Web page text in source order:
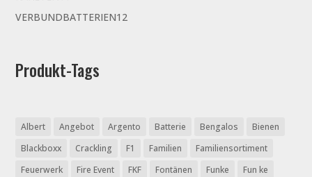
Produkte
VERBUNDBATTERIEN1212
Produkt-Tags
Albert Angebot Argento Batterie Bengalos
Bienen
Blackboxx
Crackling F1 Familien
Familiensortiment
Feuerwerk
Fire Event FKF Fontänen Funke
Fun ke